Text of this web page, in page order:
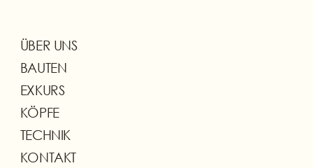
ÜBER UNS
BAUTEN
EXKURS
KÖPFE
TECHNIK
KONTAKT